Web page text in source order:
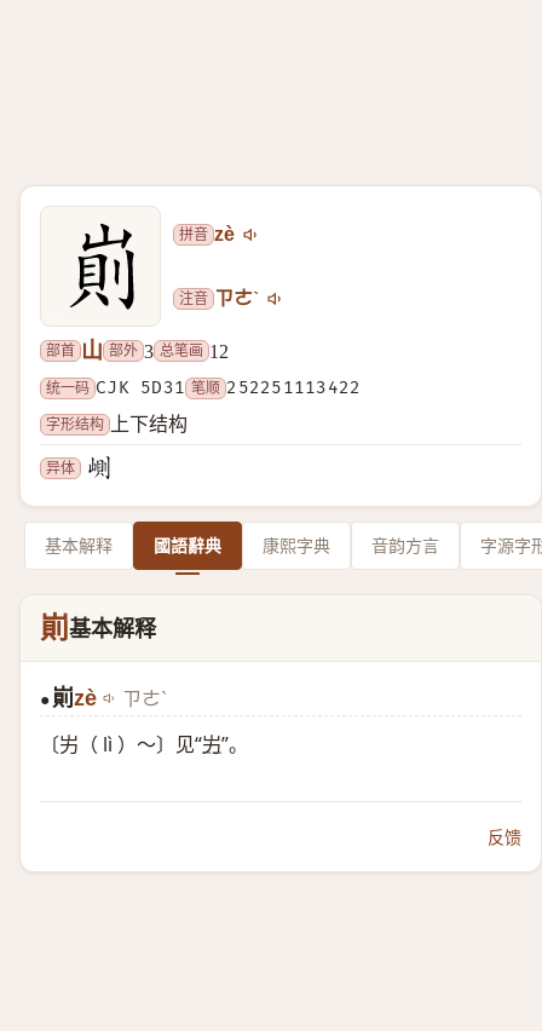
拼音 zè
注音 ㄗㄜˋ
部首 山 部外 3 总笔画 12
统一码 CJK 5D31 笔顺 252251113422
字形结构
上下结构
异体
基本解释 國語辭典 康熙字典 音韵方言 字源字
崱基本解释
● 崱zè ㄗㄜˋ
〔屴（ lì ）～〕见“屴”。
反馈